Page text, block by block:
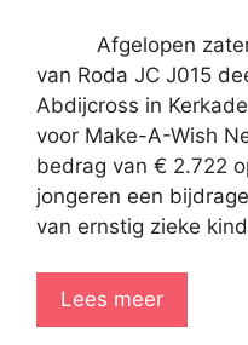
Afgelopen
van Roda JC J015
Abdijcross in
voor Make-A-Wish
bedrag van € 2.722
jongeren een
van ernstig zieke
Lees meer